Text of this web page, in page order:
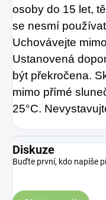
osoby do 15 let,
se nesmí
Uchovávejte
Ustanovená
být překročena.
mimo přímé
25°C.
Diskuze
Buďte první, kdo napíše